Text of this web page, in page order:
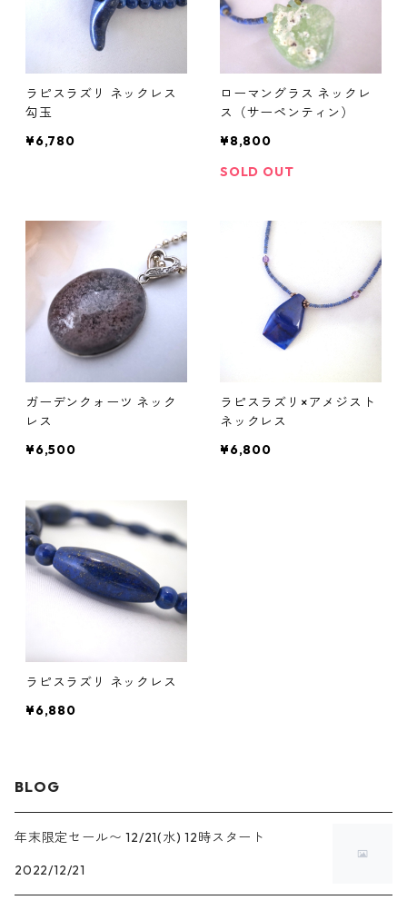
ラピスラズリ ネックレス
勾玉
¥6,780
ローマングラス ネックレ
ス（サーペンティン）
¥8,800
SOLD OUT
ガーデンクォーツ ネック
レス
¥6,500
ラピスラズリ×アメジスト
ネックレス
¥6,800
ラピスラズリ ネックレス
¥6,880
BLOG
年末限定セール〜 12/21(水) 12時スタート
2022/12/21